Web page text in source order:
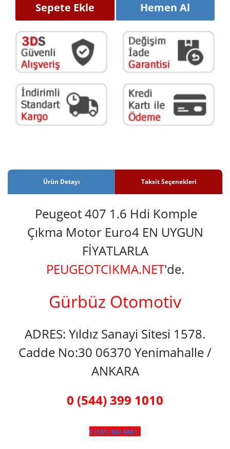
Sepete Ekle Hemen Al
Ürün Detayı Taksit Seçenekleri
Peugeot 407 1.6 Hdi Komple
Çıkma Motor Euro4 EN UYGUN
FİYATLARLA
PEUGEOTCIKMA.NET'de.
Gürbüz Otomotiv
ADRES: Yıldız Sanayi Sitesi 1578.
Cadde No:30 06370 Yenimahalle /
ANKARA
0 (544) 399 1010
0 (531) 602 6861